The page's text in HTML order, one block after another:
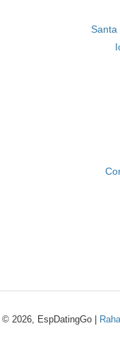
Santa
© 2026, EspDatingGo |